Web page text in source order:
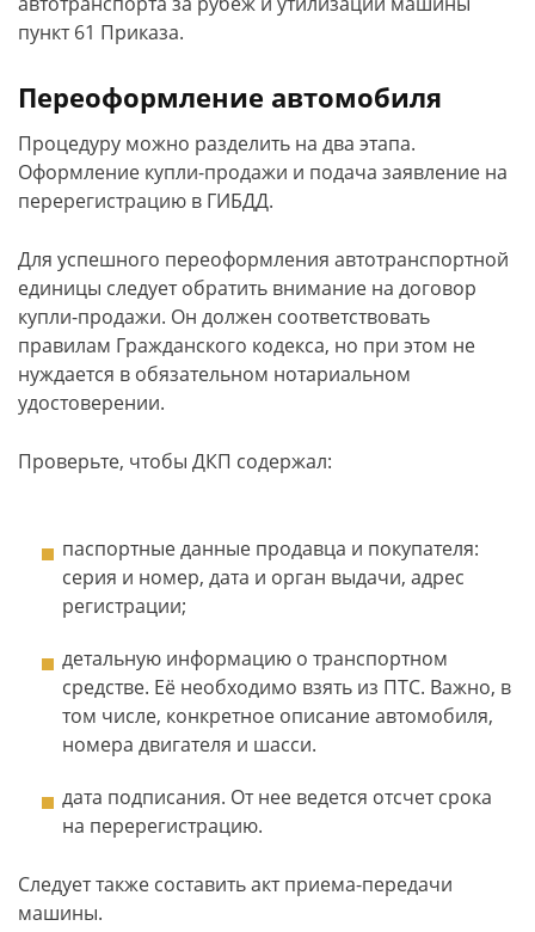
пункт 61 Приказа.
Переоформление автомобиля
Процедуру можно разделить на два этапа.
Оформление купли-продажи и подача заявление на
перерегистрацию в ГИБДД.
Для успешного переоформления автотранспортной
единицы следует обратить внимание на договор
купли-продажи. Он должен соответствовать
правилам Гражданского кодекса, но при этом не
нуждается в обязательном нотариальном
удостоверении.
Проверьте, чтобы ДКП содержал:
паспортные данные продавца и покупателя:
серия и номер, дата и орган выдачи, адрес
регистрации;
детальную информацию о транспортном
средстве. Её необходимо взять из ПТС. Важно, в
том числе, конкретное описание автомобиля,
номера двигателя и шасси.
дата подписания. От нее ведется отсчет срока
на перерегистрацию.
Следует также составить акт приема-передачи
машины.